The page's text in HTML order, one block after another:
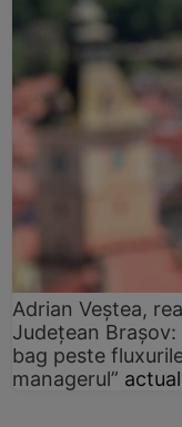
Adrian Veștea,
Județean
bag peste
managerul”